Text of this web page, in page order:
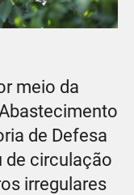
meio da
de Defesa
de circulação
irregulares